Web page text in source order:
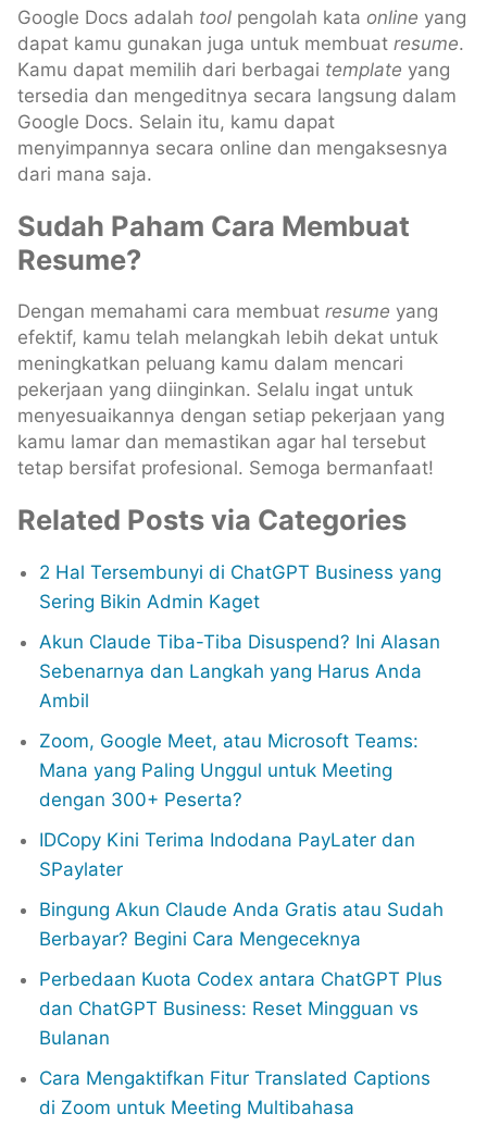
Google Docs adalah tool pengolah kata online yang
dapat kamu gunakan juga untuk membuat resume.
Kamu dapat memilih dari berbagai template yang
tersedia dan mengeditnya secara langsung dalam
Google Docs. Selain itu, kamu dapat
menyimpannya secara online dan mengaksesnya
dari mana saja.
Sudah Paham Cara Membuat
Resume?
Dengan memahami cara membuat resume yang
efektif, kamu telah melangkah lebih dekat untuk
meningkatkan peluang kamu dalam mencari
pekerjaan yang diinginkan. Selalu ingat untuk
menyesuaikannya dengan setiap pekerjaan yang
kamu lamar dan memastikan agar hal tersebut
tetap bersifat profesional. Semoga bermanfaat!
Related Posts via Categories
2 Hal Tersembunyi di ChatGPT Business yang
Sering Bikin Admin Kaget
Akun Claude Tiba-Tiba Disuspend? Ini Alasan
Sebenarnya dan Langkah yang Harus Anda
Ambil
Zoom, Google Meet, atau Microsoft Teams:
Mana yang Paling Unggul untuk Meeting
dengan 300+ Peserta?
IDCopy Kini Terima Indodana PayLater dan
SPaylater
Bingung Akun Claude Anda Gratis atau Sudah
Berbayar? Begini Cara Mengeceknya
Perbedaan Kuota Codex antara ChatGPT Plus
dan ChatGPT Business: Reset Mingguan vs
Bulanan
Cara Mengaktifkan Fitur Translated Captions
di Zoom untuk Meeting Multibahasa